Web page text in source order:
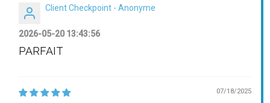
Client Checkpoint - Anonyme
2026-05-20 13:43:56
PARFAIT
07/18/2025